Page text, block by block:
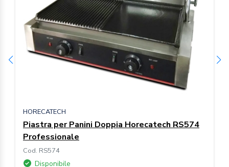
HORECATECH
Piastra per Panini Doppia Horecatech RS574
Professionale
Cod. RS574
Disponibile